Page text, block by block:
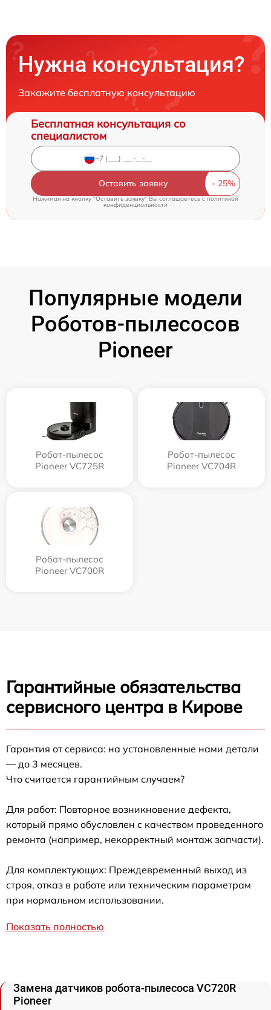
Нужна консультация?
Закажите бесплатную консультацию
Бесплатная консультация со
специалистом
Оставить заявку
Нажимая на кнопку "Оставить заявку" Вы соглашаетесь cполитикой
конфиденциальности
Популярные модели
Роботов-пылесосов
Pioneer
Робот-пылесос
Pioneer VC725R
Робот-пылесос
Pioneer VC704R
Робот-пылесос
Pioneer VC700R
Гарантийные обязательства
сервисного центра в Кирове
Гарантия от сервиса: на установленные нами детали
— до 3 месяцев.
Что считается гарантийным случаем?
Для работ: Повторное возникновение дефекта,
который прямо обусловлен с качеством проведенного
ремонта (например, некорректный монтаж запчасти).
Для комплектующих: Преждевременный выход из
строя, отказ в работе или техническим параметрам
при нормальном использовании.
Показать полностью
Замена датчиков робота-пылесоса VC720R
Pioneer